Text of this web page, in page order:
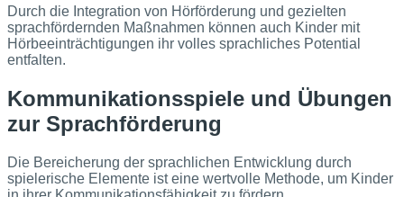
Durch die Integration von Hörförderung und gezielten
sprachfördernden Maßnahmen können auch Kinder mit
Hörbeeinträchtigungen ihr volles sprachliches Potential
entfalten.
Kommunikationsspiele und Übungen
zur Sprachförderung
Die Bereicherung der sprachlichen Entwicklung durch
spielerische Elemente ist eine wertvolle Methode, um Kinder